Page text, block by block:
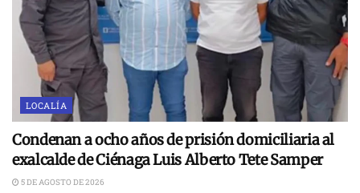
LOCALÍA
Condenan a ocho años de prisión domiciliaria al
exalcalde de Ciénaga Luis Alberto Tete Samper
5 DE AGOSTO DE 2026